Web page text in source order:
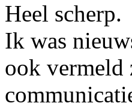
Heel scherp.
Ik was
ook vermeld